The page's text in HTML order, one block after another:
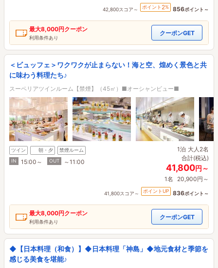
42,800スコア～ ポイント 2% 856ポイント～
最大8,000円クーポン
利用条件あり
クーポンGET
＜ビュッフェ＞ワクワクが止まらない！海と空、煌めく景色と共
に味わう料理たち♪
スーペリアツインルーム【禁煙】（45㎡）■オーシャンビュー■
ツイン 朝・夕
禁煙ルーム
IN
15:00～ OUT ～11:00
1泊 大人2名
合計(税込)
41,800円～
1名 20,900円～
41,800スコア～ ポイントUP 836ポイント～
最大8,000円クーポン
利用条件あり
クーポンGET
◆【日本料理（和食）】◆日本料理「神島」◆地元食材と季節を
感じる美食を堪能♪